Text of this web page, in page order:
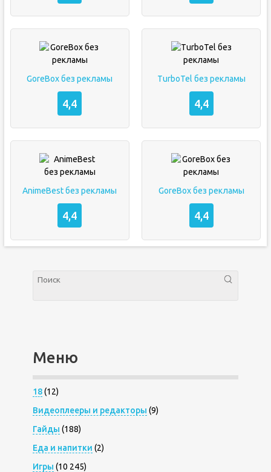
GoreBox без рекламы
4,4
TurboTel без рекламы
4,4
AnimeBest без рекламы
4,4
GoreBox без рекламы
4,4
Меню
18(12)
Видеоплееры и редакторы (9)
Гайды (188)
Еда и напитки (2)
Игры (10 245)